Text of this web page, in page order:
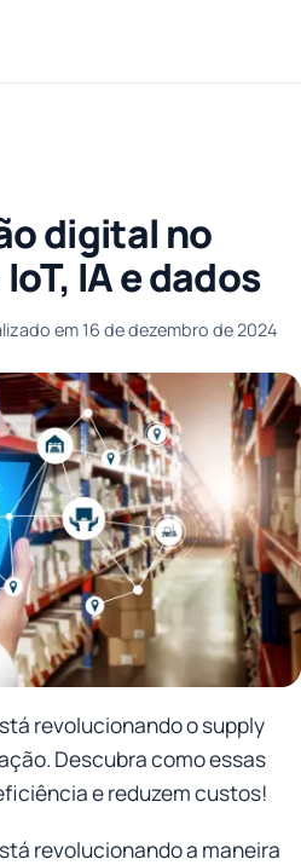
digital no
IA e dados
em 16 de dezembro de 2024
revolucionando o supply
Descubra como essas
e reduzem custos!
revolucionando a maneira